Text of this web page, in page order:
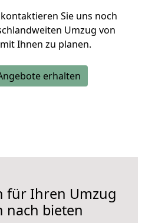
Sie uns noch
Umzug von
Ihnen zu planen.
erhalten
für Ihren Umzug
nach bieten